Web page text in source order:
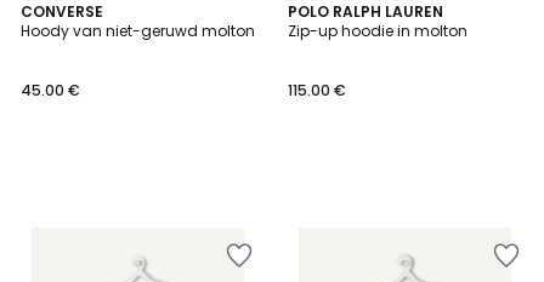
CONVERSE
Hoody van niet-geruwd molton
45.00 €
POLO RALPH LAUREN
Zip-up hoodie in molton
115.00 €